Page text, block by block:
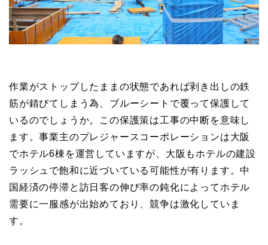
作業がストップしたままの状態であれば剥き出しの鉄
筋が錆びてしまう為、ブルーシートで覆って保護して
いるのでしょうか。この保護策は工事の中断を意味し
ます。事業主のプレジャースコーポレーションは大阪
でホテル6棟を運営していますが、大阪もホテルの建設
ラッシュで飽和に近づいている可能性が有ります。中
国経済の停滞と訪日客の伸び率の鈍化によってホテル
需要に一服感が出始めており、競争は激化していま
す。